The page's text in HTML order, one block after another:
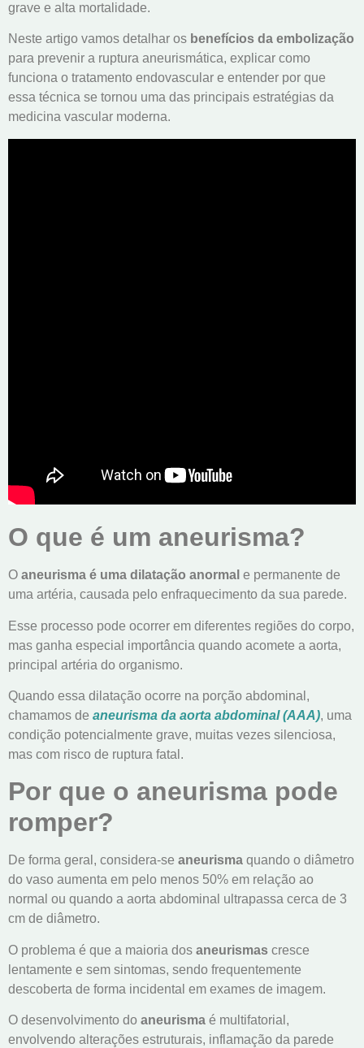
grave e alta mortalidade.
Neste artigo vamos detalhar os benefícios da embolização
para prevenir a ruptura aneurismática, explicar como
funciona o tratamento endovascular e entender por que
essa técnica se tornou uma das principais estratégias da
medicina vascular moderna.
O que é um aneurisma?
O aneurisma é uma dilatação anormal e permanente de
uma artéria, causada pelo enfraquecimento da sua parede.
Esse processo pode ocorrer em diferentes regiões do corpo,
mas ganha especial importância quando acomete a aorta,
principal artéria do organismo.
Quando essa dilatação ocorre na porção abdominal,
chamamos de aneurisma da aorta abdominal (AAA), uma
condição potencialmente grave, muitas vezes silenciosa,
mas com risco de ruptura fatal.
Por que o aneurisma pode
romper?
De forma geral, considera-se aneurisma quando o diâmetro
do vaso aumenta em pelo menos 50% em relação ao
normal ou quando a aorta abdominal ultrapassa cerca de 3
cm de diâmetro.
O problema é que a maioria dos aneurismas cresce
lentamente e sem sintomas, sendo frequentemente
descoberta de forma incidental em exames de imagem.
O desenvolvimento do aneurisma é multifatorial,
envolvendo alterações estruturais, inflamação da parede